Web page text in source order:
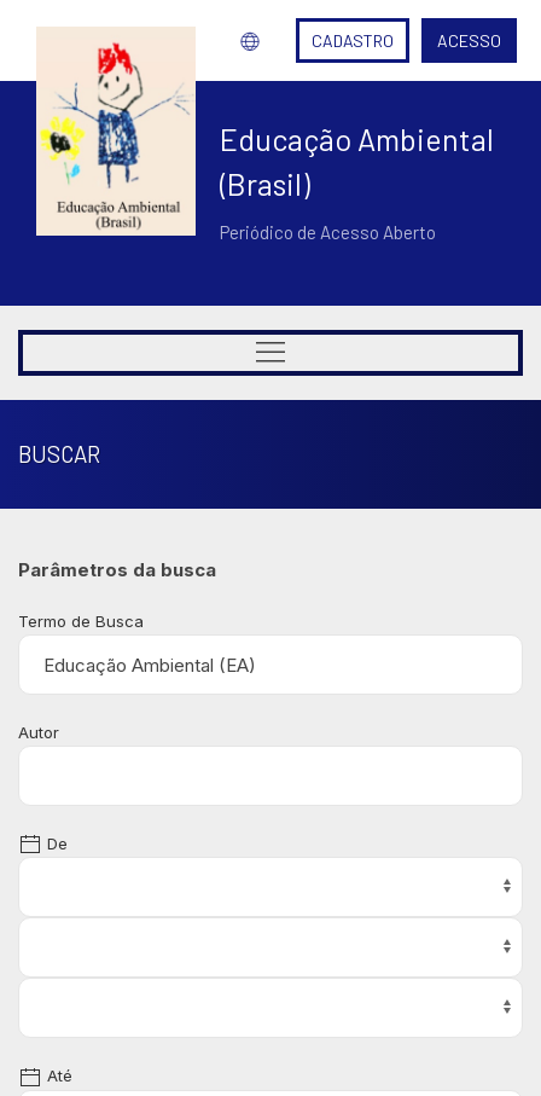
CADASTRO ACESSO
Educação Ambiental
(Brasil)
Periódico de Acesso Aberto
BUSCAR
Parâmetros da busca
Termo de Busca
Autor
De
Até